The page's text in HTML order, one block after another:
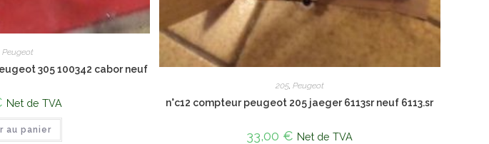
Peugeot
305 100342 cabor neuf
Net de TVA
au panier
205, Peugeot
n°c12 compteur peugeot 205 jaeger 6113sr neuf 6113.sr
33,00 € Net de TVA